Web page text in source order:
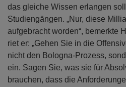
das gleiche Wissen erlangen
Studiengängen. „Nur, diese
aufgebracht worden“, bemerkte
riet er: „Gehen Sie in die
nicht den Bologna-Prozess,
ein. Sagen Sie, was sie für
brauchen, dass die